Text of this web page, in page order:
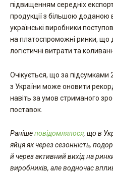
підвищенням середніх
продукції з більшою доданою
українські виробники
на платоспроможні ринки, що
логістичні витрати та
Очікується, що за підсумками
з України може оновити
навіть за умов стриманого
поставок.
Ранішеповідомлялося, що в
яйця як через сезонність,
й через активний вихід на
виробників, але водночас